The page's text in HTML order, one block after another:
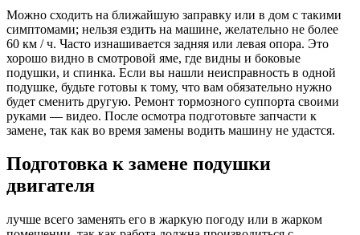
Можно сходить на ближайшую заправку или в дом с такими
симптомами; нельзя ездить на машине, желательно не более
60 км / ч. Часто изнашивается задняя или левая опора. Это
хорошо видно в смотровой яме, где видны и боковые
подушки, и спинка. Если вы нашли неисправность в одной
подушке, будьте готовы к тому, что вам обязательно нужно
будет сменить другую. Ремонт тормозного суппорта своими
руками — видео. После осмотра подготовьте запчасти к
замене, так как во время замены водить машину не удастся.
Подготовка к замене подушки
двигателя
лучше всего заменять его в жаркую погоду или в жарком